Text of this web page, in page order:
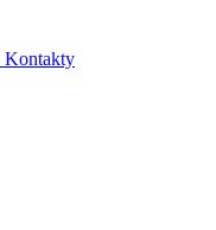
Kontakty